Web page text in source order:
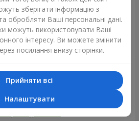
зберігати інформацію з
обробляти Ваші персональні дані.
можуть використовувати Ваші
інтересу. Ви можете змінити
посилання внизу сторінки.
Прийняти всі
Налаштувати